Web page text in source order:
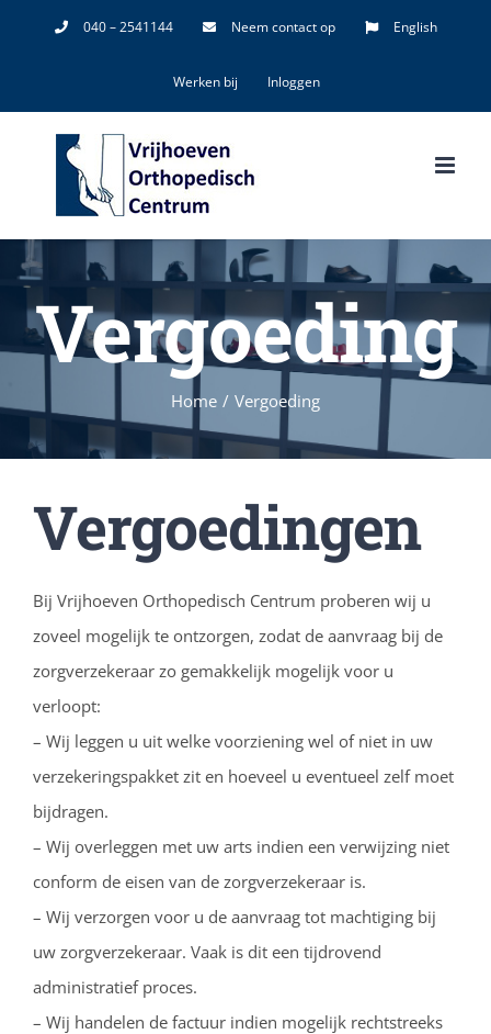
040 – 2541144 Neem contact op English
Werken bij Inloggen
Vergoeding
Home / Vergoeding
Vergoedingen
Bij Vrijhoeven Orthopedisch Centrum proberen wij u
zoveel mogelijk te ontzorgen, zodat de aanvraag bij de
zorgverzekeraar zo gemakkelijk mogelijk voor u
verloopt:
– Wij leggen u uit welke voorziening wel of niet in uw
verzekeringspakket zit en hoeveel u eventueel zelf moet
bijdragen.
– Wij overleggen met uw arts indien een verwijzing niet
conform de eisen van de zorgverzekeraar is.
– Wij verzorgen voor u de aanvraag tot machtiging bij
uw zorgverzekeraar. Vaak is dit een tijdrovend
administratief proces.
– Wij handelen de factuur indien mogelijk rechtstreeks